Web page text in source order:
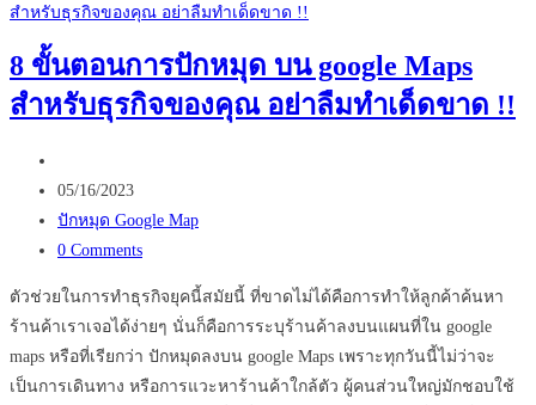
ไหน
ที่
จำเป็น
3D
Virtual
Tour
8 ขั้นตอนการปักหมุด บน google Maps
สำหรับธุรกิจของคุณ อย่าลืมทำเด็ดขาด !!
author:
Post
published:
05/16/2023
Post
category:
ปักหมุด Google Map
Post
0 Comments
ตัวช่วยในการทำธุรกิจยุคนี้สมัยนี้ ที่ขาดไม่ได้คือการทำให้ลูกค้าค้นหา
ร้านค้าเราเจอได้ง่ายๆ นั่นก็คือการระบุร้านค้าลงบนแผนที่ใน google
maps หรือที่เรียกว่า ปักหมุดลงบน google Maps เพราะทุกวันนี้ไม่ว่าจะ
เป็นการเดินทาง หรือการแวะหาร้านค้าใกล้ตัว ผู้คนส่วนใหญ่มักชอบใช้